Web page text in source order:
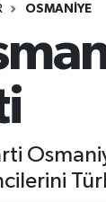
OSMANIYE
Yoğunluk
Durumu ve